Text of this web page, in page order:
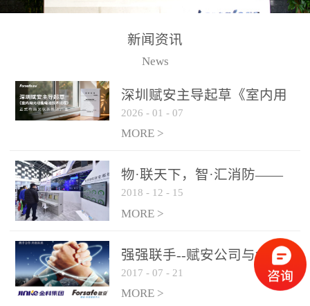
间等，其建筑结构特殊、
火灾隐患多。一旦发生火
传统的火灾关测器无法被
及时缺发，不能及早发现
和有效扑救火火，这不仅
力和闲难，同时也将造成
巨大的经济损失和社会影
响，基至还会造成人员伤
亡。图像型火灾探测器正
是针对这种高大空间建筑
物的消防设施、设备通过
现场图像的实时获取、预
处理和特征提取分析，实
等多项专利技术和专有技
警领域三十多年技术积累
和工程实践的结晶。
新闻资讯
News
深圳赋安主导起草《室内用
光动能电池技术规程》 正式
布局光伏新能源产业
2026 - 01 - 07
MORE >
物·联天下，智·汇消防——
赋安F&S 2018上海消防展圆
满落幕
2018 - 12 - 15
MORE >
强强联手--赋安公司与金科
集团达成战略合作协议
2017 - 07 - 21
MORE >